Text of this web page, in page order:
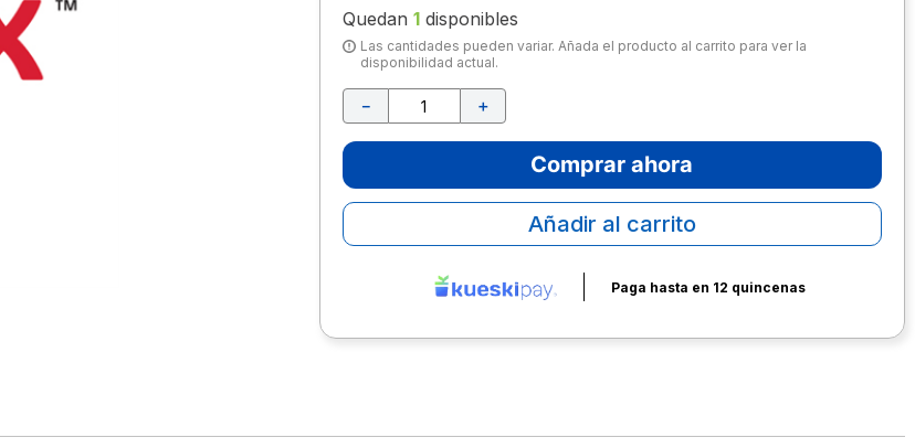
Quedan 1disponibles
Las cantidades pueden variar. Añada el producto al carrito para ver la
disponibilidad actual.
＋
－
Comprar ahora
Añadir al carrito
Paga hasta en 12 quincenas